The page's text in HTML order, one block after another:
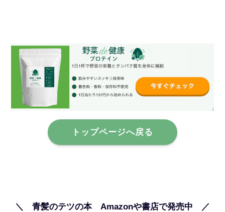
トップページへ戻る
＼ 青髪のテツの本 Amazonや書店で発売中 ／